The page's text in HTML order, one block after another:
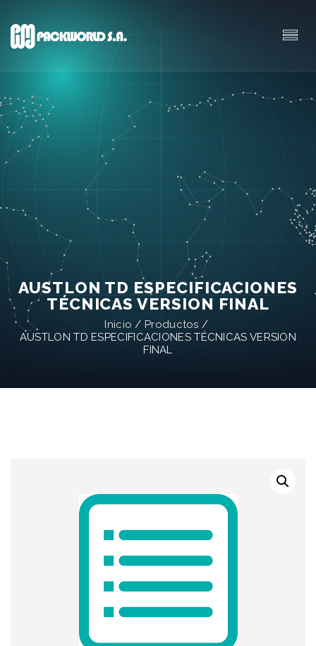
AUSTLON TD ESPECIFICACIONES
TÉCNICAS VERSION FINAL
Inicio / Productos /
AUSTLON TD ESPECIFICACIONES TÉCNICAS VERSION
FINAL